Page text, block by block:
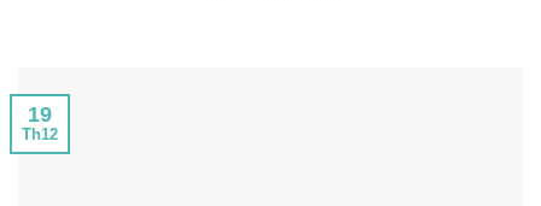
19
Th12